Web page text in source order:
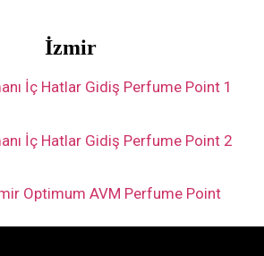
İzmir
İç Hatlar Gidiş Perfume Point 1
İç Hatlar Gidiş Perfume Point 2
Optimum AVM Perfume Point